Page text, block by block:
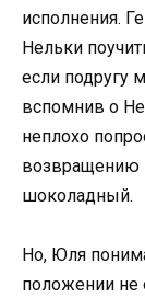
исполнения.
Нельки
если подругу
вспомнив о
неплохо
возвращению
шоколадный.
Но, Юля
положении не